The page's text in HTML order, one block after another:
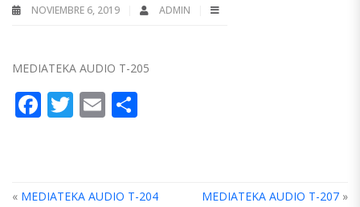
NOVIEMBRE 6, 2019 ADMIN
MEDIATEKA AUDIO T-205
Facebook
Twitter
Email
« MEDIATEKA AUDIO T-204 MEDIATEKA AUDIO T-207 »